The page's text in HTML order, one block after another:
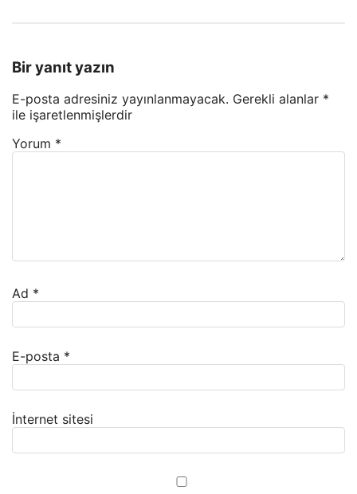
Bir yanıt yazın
E-posta adresiniz yayınlanmayacak. Gerekli alanlar *
ile işaretlenmişlerdir
Yorum *
Ad *
E-posta *
İnternet sitesi